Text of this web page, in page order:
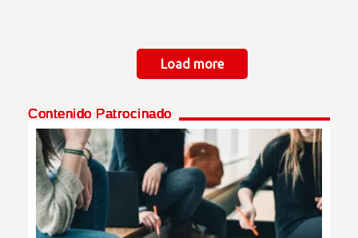
Load more
Contenido Patrocinado